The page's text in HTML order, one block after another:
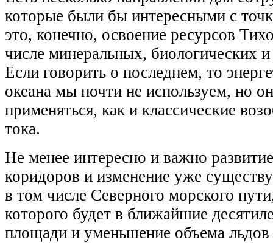
которые были бы интересными с
это, конечно, освоение ресурсов
числе минеральных, биологических
Если говорить о последнем, то
океана мы почти не используем, но
применяться, как и классические
тока.
Не менее интересно и важно
коридоров и изменение уже
в том числе Северного морского
которого будет в ближайшие
площади и уменьшение объема льдов